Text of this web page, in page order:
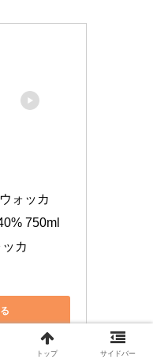
ォッカ
750ml
カ
トップ サイドバー